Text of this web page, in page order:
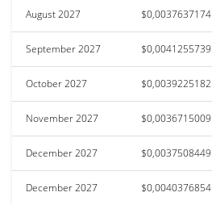
August 2027 $0,0037637174
September 2027 $0,0041255739
October 2027 $0,0039225182
November 2027 $0,0036715009
December 2027 $0,0037508449
December 2027 $0,0040376854